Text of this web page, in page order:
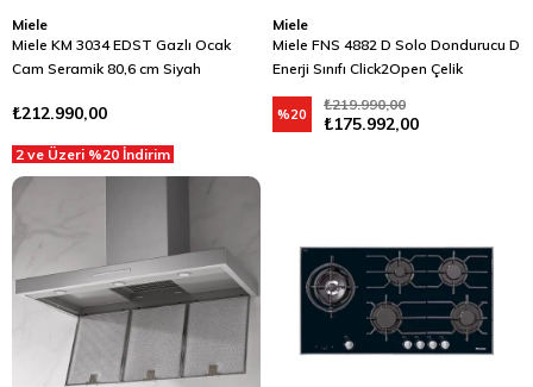
Miele
Miele KM 3034 EDST Gazlı Ocak
Cam Seramik 80,6 cm Siyah
₺212.990,00
2 ve Üzeri %20 İndirim
Miele
Miele FNS 4882 D Solo Dondurucu D
Enerji Sınıfı Click2Open Çelik
₺175.992,00
₺219.990,00
%20